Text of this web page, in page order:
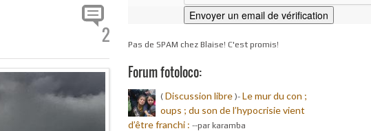
2 Pas de SPAM chez Blaise! C'est promis!
Forum fotoloco:
( Discussion libre)- Le mur du con ;
oups ; du son de l’hypocrisie vient
d’être franchi : --par karamba